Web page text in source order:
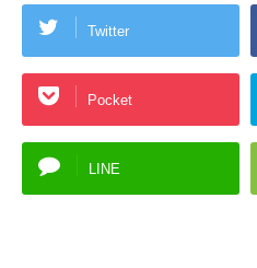
Twitter
Pocket
LINE